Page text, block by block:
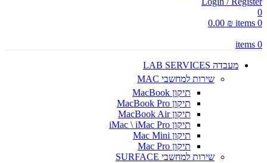
0
0
items
0.00 ₪
0
items
מעבדה LAB SERVICES
שירות למחשבי MAC
תיקון MacBook
תיקון MacBook Pro
תיקון MacBook Air
תיקון iMac \ iMac Pro
תיקון Mac Mini
תיקון Mac Pro
שירות למחשבי SURFACE